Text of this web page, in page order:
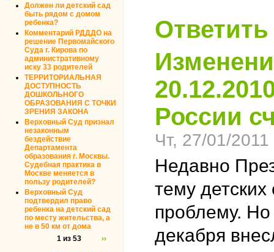
Должен ли детский сад
быть рядом с домом
ребенка?
Комментарий РДДДО на
решение Первомайского
Суда г. Кирова по
административному
иску 33 родителей
ТЕРРИТОРИАЛЬНАЯ
ДОСТУПНОСТЬ
ДОШКОЛЬНОГО
ОБРАЗОВАНИЯ С ТОЧКИ
ЗРЕНИЯ ЗАКОНА
Верховный Суд признал
незаконным
бездействие
Департамента
образования г. Москвы.
Судебная практика в
Москве меняется в
пользу родителей?
Верховный Суд
подтвердил право
ребенка на детский сад
по месту жительства, а
не в 50 км от дома
1 из 53
››
России
Чт, 27/01/
Недавно
тему
проблему.
декабря